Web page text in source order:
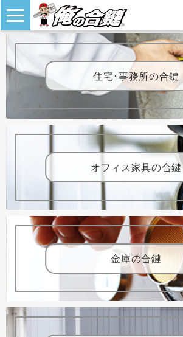
住宅･事務所の合鍵
オフィス家具の合鍵
金庫の合鍵